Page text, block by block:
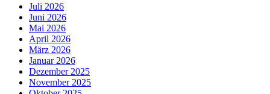
Juli 2026
Juni 2026
Mai 2026
April 2026
März 2026
Januar 2026
Dezember 2025
November 2025